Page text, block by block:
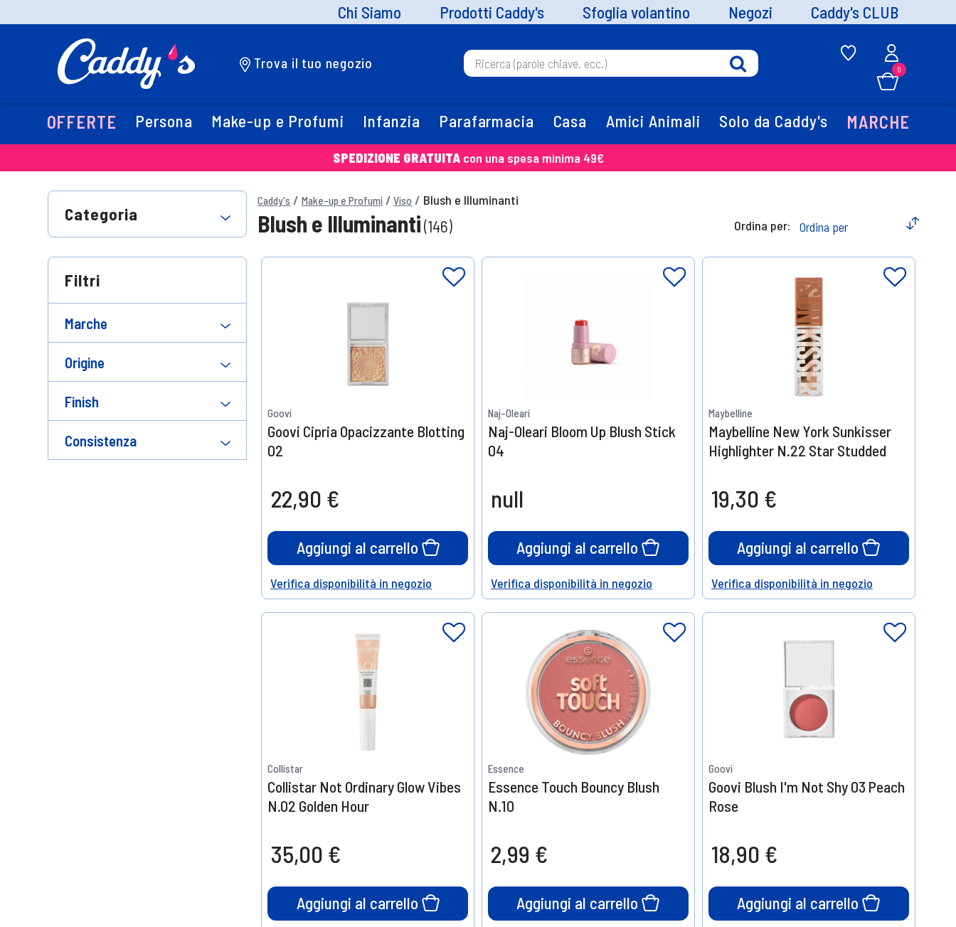
Chi Siamo Prodotti Caddy's Sfoglia volantino Negozi Caddy's CLUB
Trova il tuo negozio 0
OFFERTE Persona Make-up e Profumi Infanzia Parafarmacia Casa Amici Animali Solo da Caddy's MARCHE
SPEDIZIONE GRATUITA con una spesa minima 49€
Categoria
Filtri
Marche
Origine
Finish
Consistenza
Caddy's Make-up e Profumi Viso Blush e Illuminanti
Blush e Illuminanti(146) Ordina per:
Goovi
Goovi Cipria Opacizzante Blotting
02
22,90 €
Aggiungi al carrello
Help
Verifica disponibilità in negozio
Naj-Oleari
Naj-Oleari Bloom Up Blush Stick
04
null
Aggiungi al carrello
Help
Verifica disponibilità in negozio
Maybelline
Maybelline New York Sunkisser
Highlighter N.22 Star Studded
19,30 €
Aggiungi al carrello
Help
Verifica disponibilità in negozio
Collistar
Collistar Not Ordinary Glow Vibes
N.02 Golden Hour
35,00 €
Aggiungi al carrello
Essence
Essence Touch Bouncy Blush
N.10
2,99 €
Aggiungi al carrello
Goovi
Goovi Blush I'm Not Shy 03 Peach
Rose
18,90 €
Aggiungi al carrello